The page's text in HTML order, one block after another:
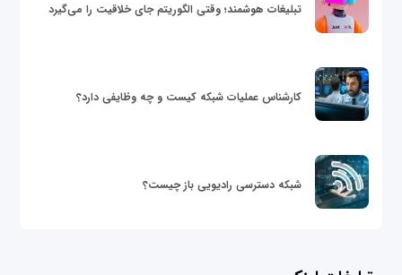
تبلیغات هوشمند؛ وقتی الگوریتم جای خلاقیت را می‌گیرد
کارشناس عملیات شبکه کیست و چه وظایفی دارد؟
شبکه دسترسی رادیویی باز چیست؟